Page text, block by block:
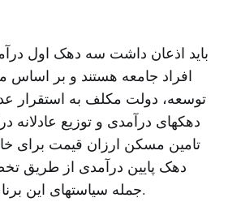
باید اذعان داشت سه دهک اول
توسعه، دولت مکلف به استقرار
دهکهای درآمدی و توزیع عادلانه
تامین مسکن ارزان قیمت برای
دهک پایین درآمدی از طریق
جمله سیاستهای این برنامه عنوان شده است.